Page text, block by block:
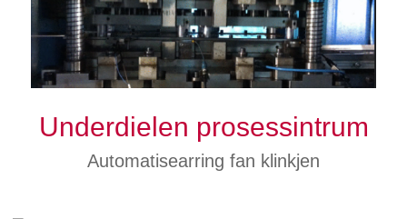
Underdielen prosessintrum
Automatisearring fan klinkjen